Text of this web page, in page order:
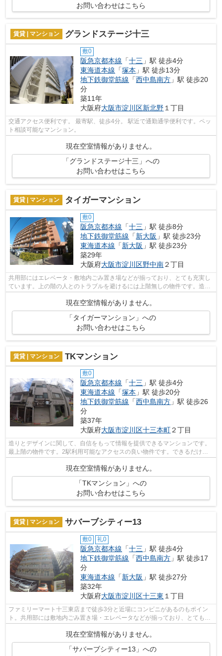
お問い合わせはこちら
賃貸 | マンション グランドステージ十三
敷0
阪急京都本線 「十三 」駅 徒歩4分
東海道本線 「塚本 」駅 徒歩13分
地下鉄御堂筋線 「西中島南方 」駅 徒歩20
分
築11年
大阪府大阪市淀川区新北野１丁目
交通アクセス便利です。 最寄駅、徒歩4分。 駅近で通勤通学便利です。ペッ
ト相談可能なマンション。
現在空室情報がありません。
「グランドステージ十三」への
お問い合わせはこちら
賃貸 | マンション タイガーマンション
敷0
阪急京都本線 「十三 」駅 徒歩8分
地下鉄御堂筋線 「新大阪 」駅 徒歩23分
東海道本線 「新大阪 」駅 徒歩23分
築29年
大阪府大阪市淀川区野中南２丁目
共用部にはエレベータ・敷地内ごみ置き場などが揃っており、とても充実し
ています。上の階の人とのトラブルを避けるには上階無しの物件です。造り
とデザインに関して、自信をもって情...
現在空室情報がありません。
「タイガーマンション」への
お問い合わせはこちら
賃貸 | マンション TKマンション
敷0
阪急京都本線 「十三 」駅 徒歩4分
東海道本線 「塚本 」駅 徒歩20分
地下鉄御堂筋線 「西中島南方 」駅 徒歩26
分
築37年
大阪府大阪市淀川区十三本町２丁目
造りとデザインに関して、自信をもって情報を提供できるマンションです。
最上階の物件です。2駅利用可能なアクセスの良い物件です。できるだけ早
現在空室情報がありません。
「TKマンション」への
お問い合わせはこちら
賃貸 | マンション サバーブシティー13
敷0 礼0
阪急京都本線 「十三 」駅 徒歩4分
地下鉄御堂筋線 「西中島南方 」駅 徒歩17
分
東海道本線 「新大阪 」駅 徒歩27分
築32年
大阪府大阪市淀川区十三東 １丁目
ファミリーマート十三東店まで徒歩3分と近場にコンビニがあるのもポイン
ト。共用部には敷地内ごみ置き場・エレベータなどが揃っており、とても充
現在空室情報がありません。
「サバーブシティー13」への